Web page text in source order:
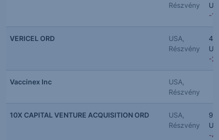
Részvény
-
VERICEL ORD
USA,
Részvény
-
Vaccinex Inc
USA,
Részvény
10X CAPITAL VENTURE ACQUISITION ORD
USA,
Részvény
-